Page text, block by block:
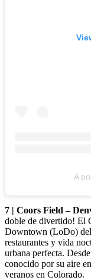
A
7 | Coors Field –
doble de divertido! El
Downtown (LoDo) del
restaurantes y vida
urbana perfecta.
conocido por su aire
veranos en Colorado.